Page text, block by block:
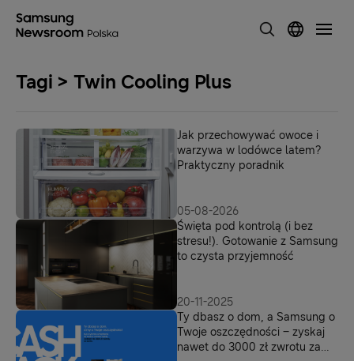
Tagi > Twin Cooling Plus
Jak przechowywać owoce i
warzywa w lodówce latem?
Praktyczny poradnik
05-08-2026
Święta pod kontrolą (i bez
stresu!). Gotowanie z Samsung
to czysta przyjemność
20-11-2025
Ty dbasz o dom, a Samsung o
Twoje oszczędności – zyskaj
nawet do 3000 zł zwrotu za